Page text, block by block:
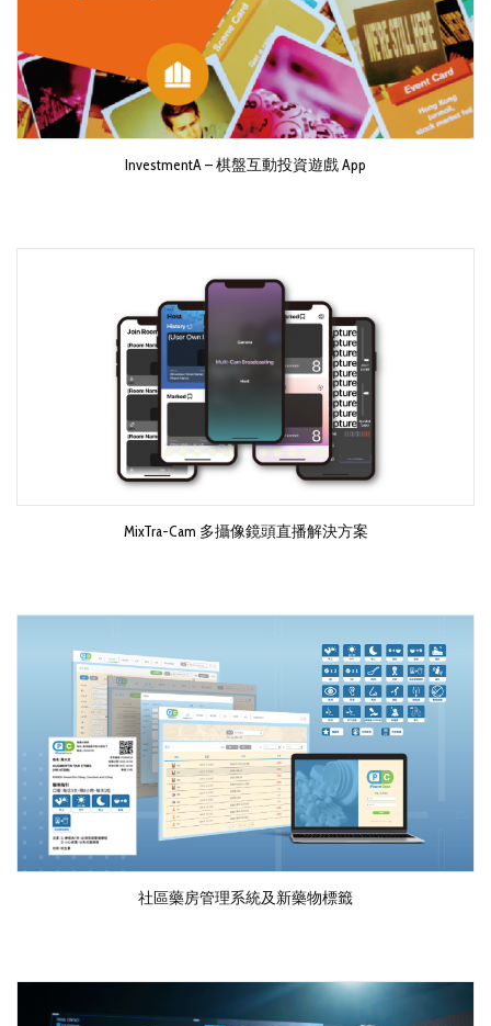
InvestmentA – 棋盤互動投資遊戲 App
MixTra-Cam 多攝像鏡頭直播解決方案
社區藥房管理系統及新藥物標籤